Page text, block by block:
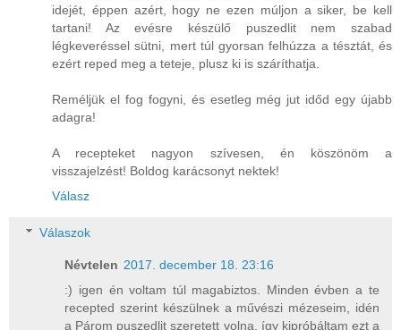
idejét, éppen azért, hogy ne ezen múljon a siker, be kell
tartani! Az evésre készülő puszedlit nem szabad
légkeveréssel sütni, mert túl gyorsan felhúzza a tésztát, és
ezért reped meg a teteje, plusz ki is száríthatja.
Reméljük el fog fogyni, és esetleg még jut időd egy újabb
adagra!
A recepteket nagyon szívesen, én köszönöm a
visszajelzést! Boldog karácsonyt nektek!
Válasz
Válaszok
Névtelen 2017. december 18. 23:16
:) igen én voltam túl magabiztos. Minden évben a te
recepted szerint készülnek a művészi mézeseim, idén
a Párom puszedlit szeretett volna, így kipróbáltam ezt a